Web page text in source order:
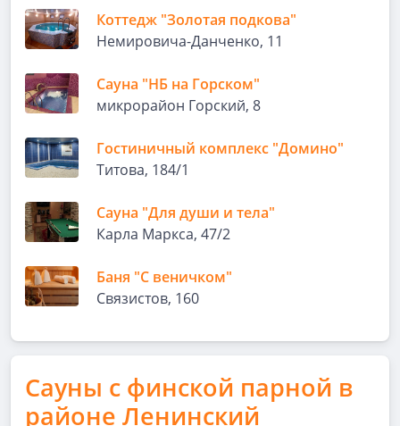
Коттедж "Золотая подкова"
Немировича-Данченко, 11
Сауна "НБ на Горском"
микрорайон Горский, 8
Гостиничный комплекс "Домино"
Титова, 184/1
Сауна "Для души и тела"
Карла Маркса, 47/2
Баня "С веничком"
Связистов, 160
Сауны с финской парной в
районе Ленинский